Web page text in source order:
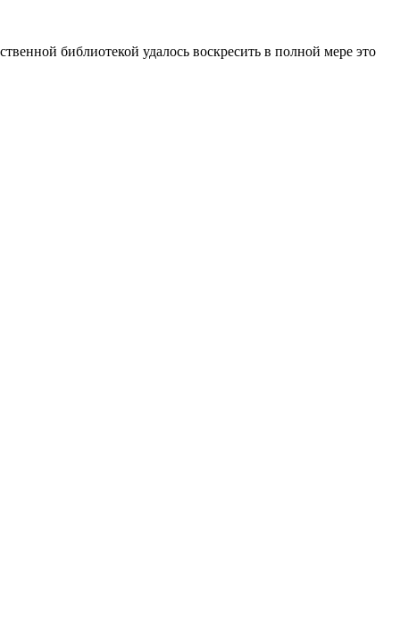
библиотекой удалось воскресить в полной мере это